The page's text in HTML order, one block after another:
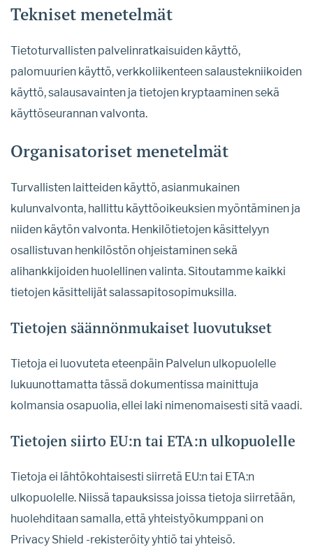
Tekniset menetelmät
Tietoturvallisten palvelinratkaisuiden käyttö,
palomuurien käyttö, verkkoliikenteen salaustekniikoiden
käyttö, salausavainten ja tietojen kryptaaminen sekä
käyttöseurannan valvonta.
Organisatoriset menetelmät
Turvallisten laitteiden käyttö, asianmukainen
kulunvalvonta, hallittu käyttöoikeuksien myöntäminen ja
niiden käytön valvonta. Henkilötietojen käsittelyyn
osallistuvan henkilöstön ohjeistaminen sekä
alihankkijoiden huolellinen valinta. Sitoutamme kaikki
tietojen käsittelijät salassapitosopimuksilla.
Tietojen säännönmukaiset luovutukset
Tietoja ei luovuteta eteenpäin Palvelun ulkopuolelle
lukuunottamatta tässä dokumentissa mainittuja
kolmansia osapuolia, ellei laki nimenomaisesti sitä vaadi.
Tietojen siirto EU:n tai ETA:n ulkopuolelle
Tietoja ei lähtökohtaisesti siirretä EU:n tai ETA:n
ulkopuolelle. Niissä tapauksissa joissa tietoja siirretään,
huolehditaan samalla, että yhteistyökumppani on
Privacy Shield -rekisteröity yhtiö tai yhteisö.